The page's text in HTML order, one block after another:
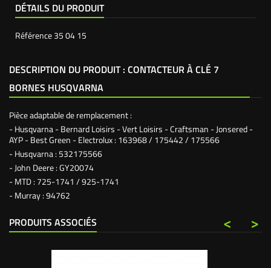
DÉTAILS DU PRODUIT
Référence35 04 15
DESCRIPTION DU PRODUIT : CONTACTEUR À CLÉ 7
BORNES HUSQVARNA
Pièce adaptable de remplacement :
- Husqvarna - Bernard Loisirs - Vert Loisirs - Craftsman - Jonsered -
AYP - Best Green - Electrolux : 163968 / 175442 / 175566
-Husqvarna : 532175566
- John Deere : GY20074
- MTD : 725-1741 / 925-1741
- Murray : 94762
PRODUITS ASSOCIÉS >
<